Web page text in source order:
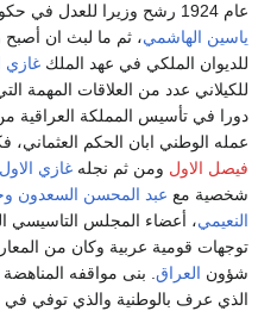
عام 1924 رشح وزيرا للعدل في حكومة
ياسين الهاشمي، ثم ما لبث ان أصبح
للديوان الملكي في عهد الملك غازي
للكيلاني عدد من العلاقات المهمة
دورا في تأسيس المملكة العراقية
عمله الوطني ابان الحكم العثماني،
فيصل الاول ومن ثم نجله غازي الاول
شخصية مع عبد المحسن السعدون
النعيمي، أعضاء المجلس التاسيسي
توجهات قومية عربية وكان من
شؤون العراق. بنى مواقفه المناهضة
الذي عرف بالوطنية والذي توفي